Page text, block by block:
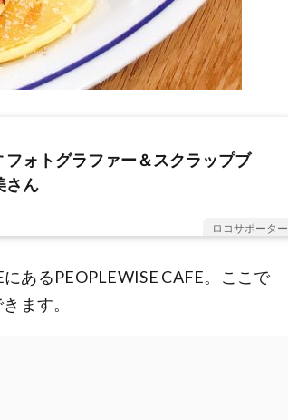
ォトグラファー＆スクラップブ
さん
ロコサポーター
あるPEOPLEWISE CAFE。ここで
ます。